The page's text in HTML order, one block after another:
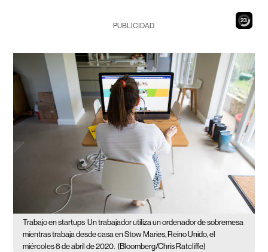
21
PUBLICIDAD
Trabajo en startups Un trabajador utiliza un ordenador de sobremesa
mientras trabaja desde casa en Stow Maries, Reino Unido, el
miércoles 8 de abril de 2020. (Bloomberg/Chris Ratcliffe)